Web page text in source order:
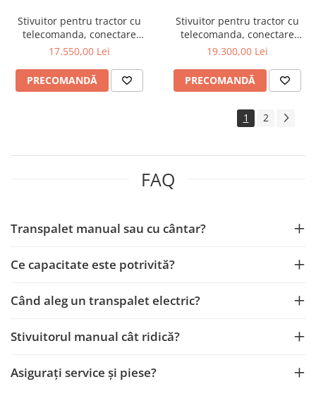
Stivuitor pentru tractor cu
telecomanda, conectare
hidraulica sau priza de
inaltime 220 cm, CLARK800
DUPLEX220-RC
17.550,00 Lei
PRECOMANDĂ
Stivuitor pentru tractor cu
telecomanda, conectare
hidraulica sau priza de
inaltime 250 cm, CLARK800
DUPLEX250-RC
19.300,00 Lei
PRECOMANDĂ
1 2
FAQ
Transpalet manual sau cu cântar?
Ce capacitate este potrivită?
Când aleg un transpalet electric?
Stivuitorul manual cât ridică?
Asigurați service și piese?